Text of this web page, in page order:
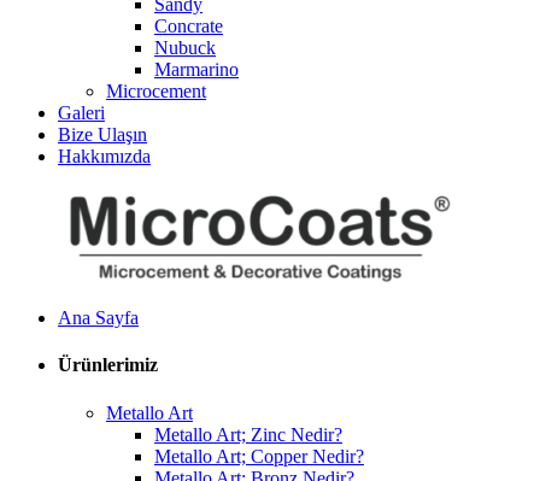
Sandy
Concrate
Nubuck
Marmarino
Microcement
Galeri
Bize Ulaşın
Hakkımızda
Ana Sayfa
Ürünlerimiz
Metallo Art
Metallo Art; Zinc Nedir?
Metallo Art; Copper Nedir?